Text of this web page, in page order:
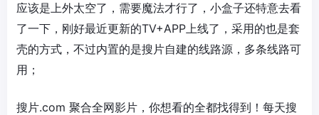
应该是上外太空了，需要魔法才行了，小盒子还特意去看
了一下，刚好最近更新的TV+APP上线了，采用的也是套
壳的方式，不过内置的是搜片自建的线路源，多条线路可
用；
搜片.com 聚合全网影片，你想看的全都找得到！每天搜